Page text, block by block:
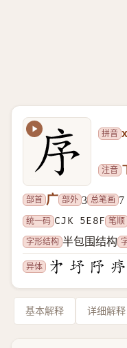
拼音
注音
部首 广 部外 3 总笔画 7
统一码 CJK 5E8F 笔顺
字形结构 半包围结构
异体
基本解释 详细解释